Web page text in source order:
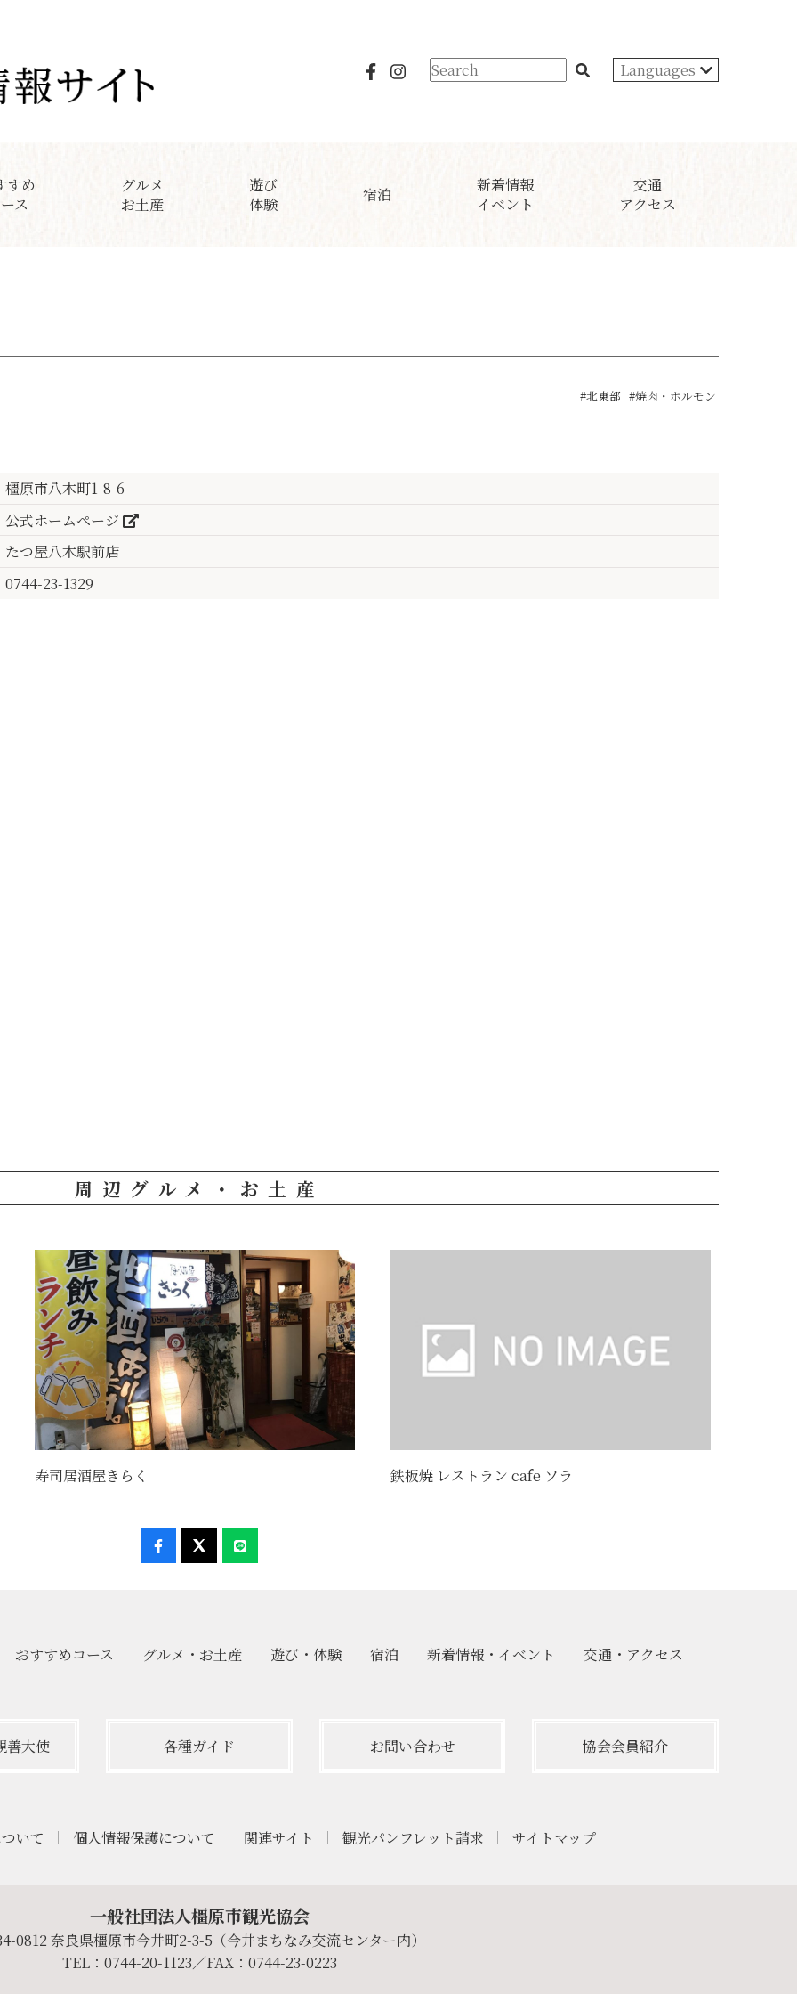
Languages
すめ
ス
グルメ
お土産
遊び
体験
宿泊
新着情報
イベント
交通
アクセス
#北東部 #焼肉・ホルモン
橿原市八木町1-8-6
公式ホームページ
たつ屋八木駅前店
0744-23-1329
周辺グルメ・お土産
寿司居酒屋きらく 鉄板焼 レストラン cafe ソラ
おすすめコース グルメ・ お土産 遊び・ 体験 宿泊 新着情報・ イベント 交通・ アクセス
善大使 各種ガイド お問い合わせ 協会会員紹介
いて 個人情報保護について 関連サイト 観光パンフレット請求 サイトマップ
一般社団法人橿原市観光協会
0812 奈良県橿原市今井町2-3-5（今井まちなみ交流センター内）
TEL：0744-20-1123／FAX：0744-23-0223